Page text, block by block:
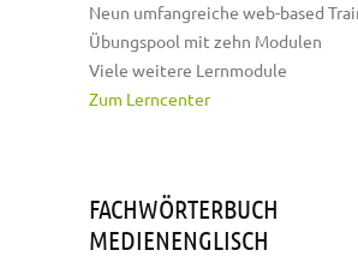
Neun umfangreiche web-based
Übungspool mit zehn Modulen
Viele weitere Lernmodule
Zum Lerncenter
FACHWÖRTERBUCH
MEDIENENGLISCH